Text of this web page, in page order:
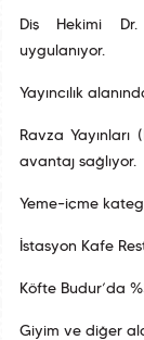
Diş Hekimi
uygulanıyor.
Yayıncılık
Ravza
avantaj sağlıyor.
Yeme–içme
İstasyon Kafe
Köfte Budur’da
Giyim ve diğer